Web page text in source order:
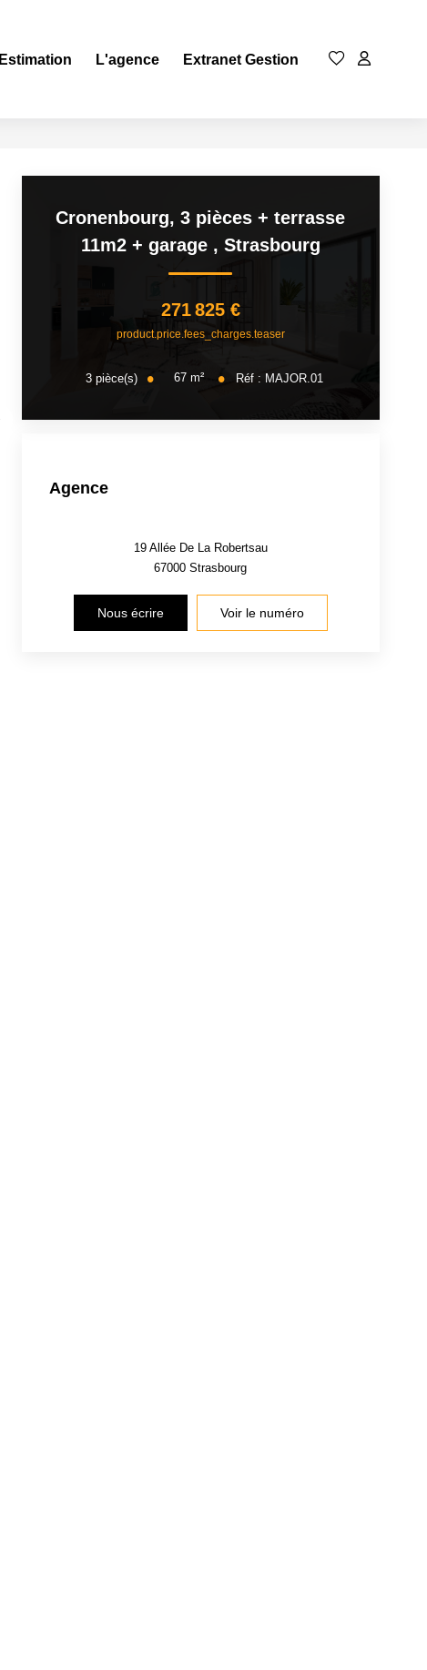
Estimation L'agence Extranet Gestion
Cronenbourg, 3 pièces + terrasse
11m2 + garage , Strasbourg
271 825 €
product.price.fees_charges.teaser
3 pièce(s) 67 m² Réf : MAJOR.01
Agence
19 Allée De La Robertsau
67000Strasbourg
Nous écrire Voir le numéro